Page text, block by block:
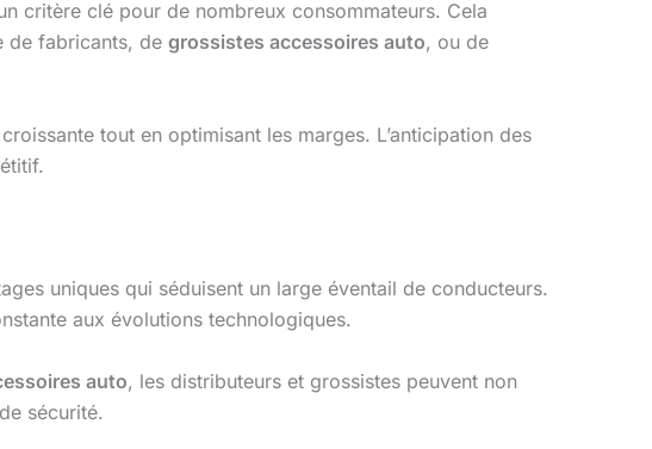
critère clé pour de nombreux consommateurs. Cela
de fabricants, de grossistes accessoires auto, ou de
tout en optimisant les marges. L’anticipation des
uniques qui séduisent un large éventail de conducteurs.
aux évolutions technologiques.
auto, les distributeurs et grossistes peuvent non
sécurité.